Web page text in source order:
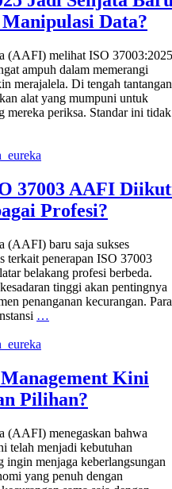
Data?
(AAFI) melihat ISO 37003:2025
ampuh dalam memerangi
merajalela. Di tengah tantangan
alat yang mumpuni untuk
mereka periksa. Standar ini tidak
37003 AAFI
Profesi?
(AAFI) baru saja sukses
terkait penerapan ISO 37003
belakang profesi berbeda.
tinggi akan pentingnya
penanganan kecurangan. Para
…
Kini
Pilihan?
(AAFI) menegaskan bahwa
telah menjadi kebutuhan
ingin menjaga keberlangsungan
yang penuh dengan